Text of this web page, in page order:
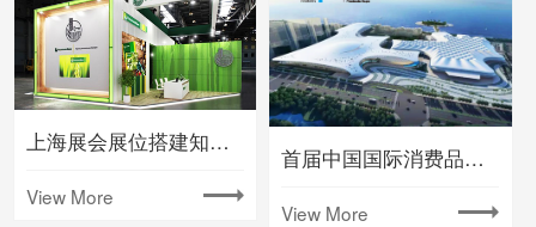
上海展会展位搭建知名大型会展公司
View More
首届中国国际消费品博览会将在海南举办
View More